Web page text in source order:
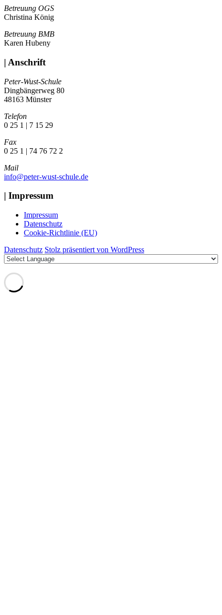
Betreuung OGS
Christina König
Betreuung BMB
Karen Hubeny
| Anschrift
Peter-Wust-Schule
Dingbängerweg 80
48163 Münster
Telefon
0 25 1 | 7 15 29
Fax
0 25 1 | 74 76 72 2
Mail
info@peter-wust-schule.de
| Impressum
Impressum
Datenschutz
Cookie-Richtlinie (EU)
Datenschutz Stolz präsentiert von WordPress